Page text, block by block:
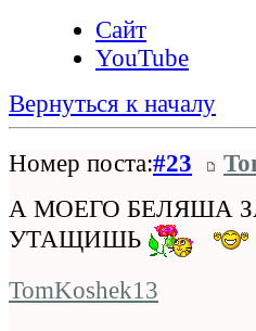
Сайт
YouTube
Вернуться к началу
Номер поста:#23
А МОЕГО БЕЛЯША
УТАЩИШЬ
TomKoshek13